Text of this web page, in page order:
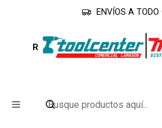
ENVÍOS A TODO
Inicio Línea Industrial
Rotomartillo Inalámbrico 40V